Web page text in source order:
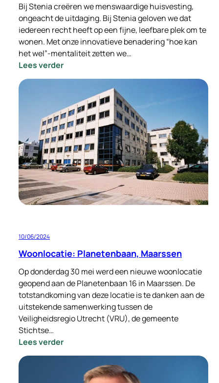
Bij Stenia creëren we menswaardige huisvesting,
ongeacht de uitdaging. Bij Stenia geloven we dat
iedereen recht heeft op een fijne, leefbare plek om te
wonen. Met onze innovatieve benadering “hoe kan
het wel”-mentaliteit zetten we…
Lees verder:
Bij
creëren
we
menswaardige
huisvesting,
ongeacht
de
uitdaging
10/06/2024
Woonlocatie: Planetenbaan, Maarssen
Op donderdag 30 mei werd een nieuwe woonlocatie
geopend aan de Planetenbaan 16 in Maarssen. De
totstandkoming van deze locatie is te danken aan de
uitstekende samenwerking tussen de
Veiligheidsregio Utrecht (VRU), de gemeente
Stichtse…
Lees verder:
Woonlocatie:
Planetenbaan,
Maarssen